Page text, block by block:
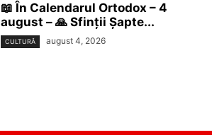
📖 În Calendarul Ortodox – 4
august – 🙏 Sfinții Șapte...
CULTURĂ august 4, 2026